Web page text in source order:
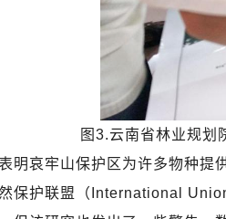
图3.云南省林业规划
明哀牢山保护区为许多物种提
保护联盟（International